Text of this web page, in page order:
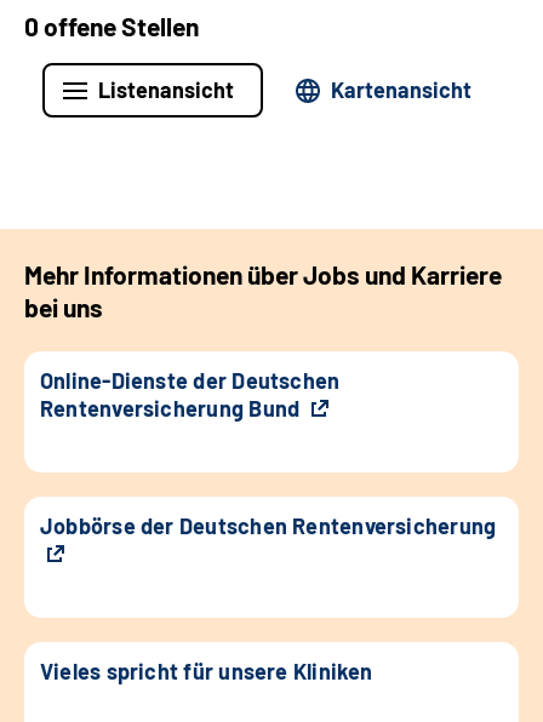
0 offene Stellen
Listenansicht Kartenansicht
Mehr Informationen über Jobs und Karriere
bei uns
Online-Dienste der Deutschen
Rentenversicherung Bund
Jobbörse der Deutschen Rentenversicherung
Vieles spricht für unsere Kliniken